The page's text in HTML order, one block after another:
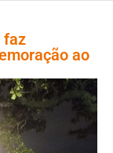
faz
ao